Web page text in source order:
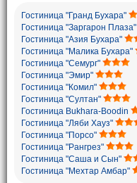
Гостиница "Гранд Бухара"
Гостиница "Заргарон Плаза"
Гостиница "Азия Бухара"
Гостиница "Малика Бухара"
Гостиница "Семург"
Гостиница "Эмир"
Гостиница "Комил"
Гостиница "Султан"
Гостиница Bukhara-Boodin
Гостиница "Ляби Хауз"
Гостиница "Порсо"
Гостиница "Рангрез"
Гостиница "Саша и Сын"
Гостиница "Мехтар Амбар"